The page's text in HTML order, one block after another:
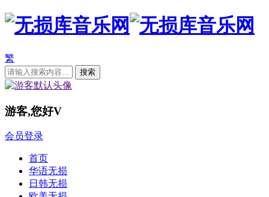
繁
游客,您好V
会员登录
首页
华语无损
日韩无损